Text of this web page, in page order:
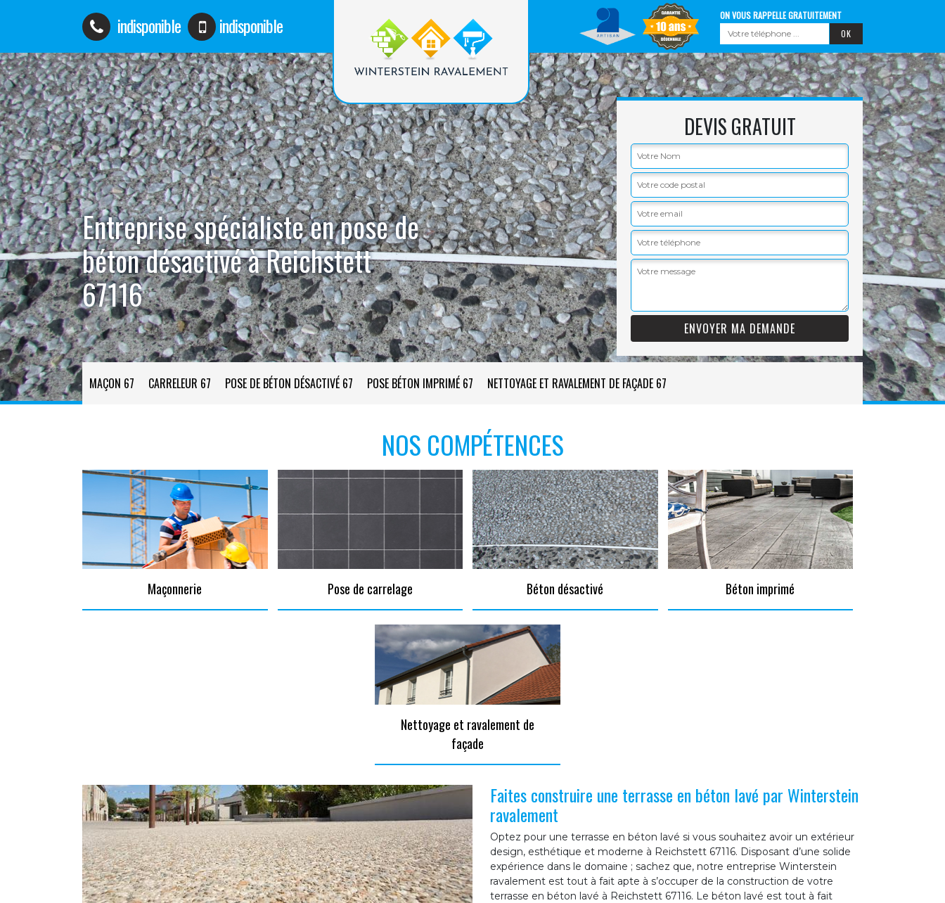
indisponible indisponible ON VOUS RAPPELLE GRATUITEMENT
Entreprise spécialiste en pose de
béton désactivé à Reichstett
67116
DEVIS GRATUIT
MAÇON 67 CARRELEUR 67 POSE DE BÉTON DÉSACTIVÉ 67 POSE BÉTON IMPRIMÉ 67 NETTOYAGE ET RAVALEMENT DE FAÇADE 67
NOS COMPÉTENCES
Maçonnerie Pose de carrelage Béton désactivé Béton imprimé
Nettoyage et ravalement de
façade
Faites construire une terrasse en béton lavé par Winterstein
ravalement
Optez pour une terrasse en béton lavé si vous souhaitez avoir un extérieur
design, esthétique et moderne à Reichstett 67116. Disposant d’une solide
expérience dans le domaine ; sachez que, notre entreprise Winterstein
ravalement est tout à fait apte à s’occuper de la construction de votre
terrasse en béton lavé à Reichstett 67116. Le béton lavé est tout à fait